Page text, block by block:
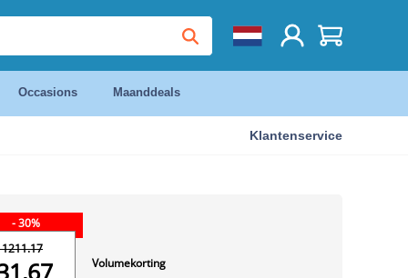
Occasions Maanddeals
Klantenservice
- 30%
Volumekorting